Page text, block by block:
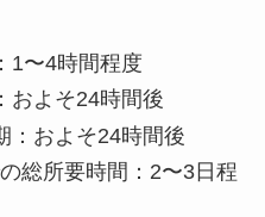
1〜4時間程度
およそ24時間後
およそ24時間後
総所要時間：2〜3日程